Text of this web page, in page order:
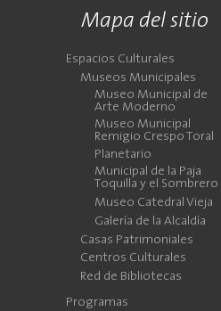
Mapa del sitio
Espacios Culturales
Museos Municipales
Museo Municipal de
Arte Moderno
Museo Municipal
Remigio Crespo Toral
Planetario
Municipal de la Paja
Toquilla y el Sombrero
Museo Catedral Vieja
Galería de la Alcaldía
Casas Patrimoniales
Centros Culturales
Red de Bibliotecas
Programas